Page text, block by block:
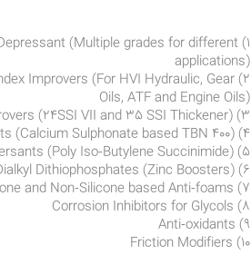
Depressant (Multiple grades for different
applications)
Improvers (For HVI Hydraulic, Gear
Oils, ATF and Engine Oils)
3) OCP Viscosity Index Improvers (24SSI VII and 35 SSI Thickener)
4) Detergents (Calcium Sulphonate based TBN 400)
5) Dispersants (Poly Iso‐Butylene Succinimide)
6) Zinc Dialkyl Dithiophosphates (Zinc Boosters)
7) Silicone and Non‐Silicone based Anti‐foams
8) Corrosion Inhibitors for Glycols
9) Anti‐oxidants
10) Friction Modifiers